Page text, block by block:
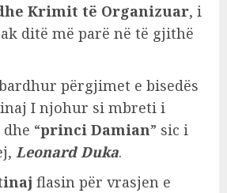
Krimit të Organizuar, i
ditë më parë në të gjithë
përgjimet e bisedës
I njohur si mbreti i
“princi Damian” sic i
Leonard Duka.
flasin për vrasjen e